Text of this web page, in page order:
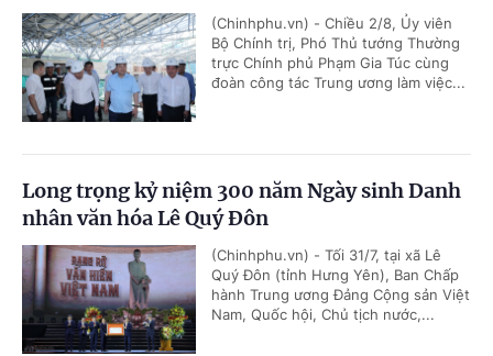
(Chinhphu.vn) - Chiều 2/8, Ủy viên
Bộ Chính trị, Phó Thủ tướng Thường
trực Chính phủ Phạm Gia Túc cùng
đoàn công tác Trung ương làm việc...
Long trọng kỷ niệm 300 năm Ngày sinh Danh
nhân văn hóa Lê Quý Đôn
(Chinhphu.vn) - Tối 31/7, tại xã Lê
Quý Đôn (tỉnh Hưng Yên), Ban Chấp
hành Trung ương Đảng Cộng sản Việt
Nam, Quốc hội, Chủ tịch nước,...